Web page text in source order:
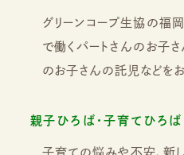
グリーンコープ生協の福
で働くパートさんのお子
のお子さんの託児などをお
親子ひろば・子育てひろば
子育ての悩みや不安、新